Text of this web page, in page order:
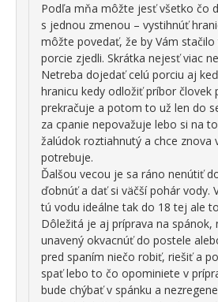
Podľa mňa môžte jesť všetko čo
s jednou zmenou – vystihnúť
môžte povedať, že by Vám
porcie zjedli. Skrátka nejesť viac
Netreba dojedať celú porciu aj
hranicu kedy odložiť príbor človek
prekračuje a potom to už len do
za cpanie nepovažuje lebo si na
žalúdok roztiahnutý a chce znova
potrebuje.
Ďalšou vecou je sa ráno nenútiť
ďobnúť a dať si väčší pohár vody.
tú vodu ideálne tak do 18 tej ale
Dôležitá je aj príprava na spánok,
unavený okvacnúť do postele
pred spaním niečo robiť, riešiť a
spať lebo to čo opominiete v
bude chýbať v spánku a